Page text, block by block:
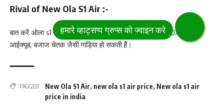
Rival of New Ola S1 Air :-
बात करें ओला s1 को मुकाबला देने वाले स्कूटी की तो वह एथर 450X, टीवीएस
आईक्यूब, बजाज चेतक जैसी गाड़िया हो सकती हैं।
TAGGED: New Ola S1 Air, new ola s1 air price, New ola s1 air
price in india